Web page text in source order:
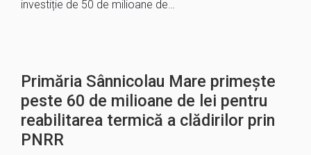
investiție de 50 de milioane de…
Primăria Sânnicolau Mare primește
peste 60 de milioane de lei pentru
reabilitarea termică a clădirilor prin
PNRR